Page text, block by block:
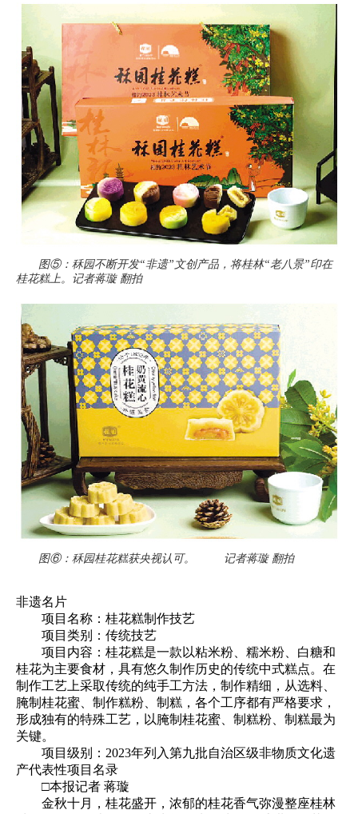
图⑤：秝园不断开发“非遗”文创产品，将桂林“老八景”印在
桂花糕上。记者蒋璇 翻拍
图⑥：秝园桂花糕获央视认可。 记者蒋璇 翻拍
非遗名片
项目名称：桂花糕制作技艺
项目类别：传统技艺
项目内容：桂花糕是一款以粘米粉、糯米粉、白糖和
桂花为主要食材，具有悠久制作历史的传统中式糕点。在
制作工艺上采取传统的纯手工方法，制作精细，从选料、
腌制桂花蜜、制作糕粉、制糕，各个工序都有严格要求，
形成独有的特殊工艺，以腌制桂花蜜、制糕粉、制糕最为
关键。
项目级别：2023年列入第九批自治区级非物质文化遗
产代表性项目名录
□本报记者 蒋璇
金秋十月，桂花盛开，浓郁的桂花香气弥漫整座桂林